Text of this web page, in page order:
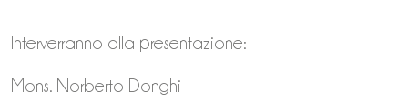
Interverranno alla presentazione:
Mons. Norberto Donghi